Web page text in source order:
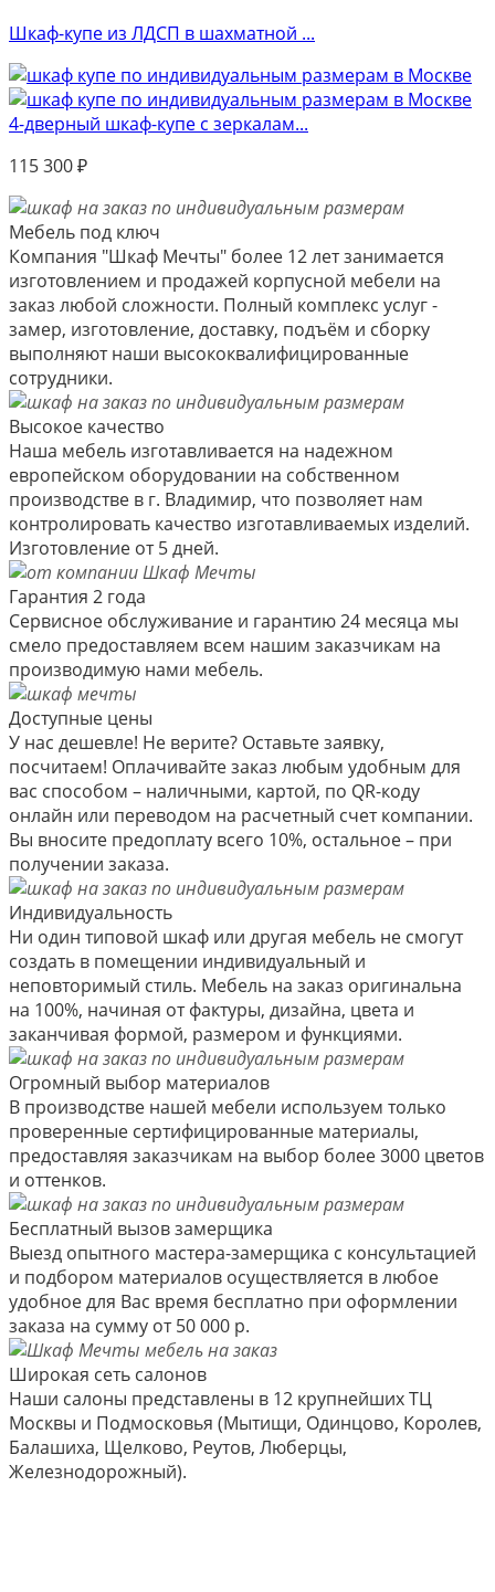
Шкаф-купе из ЛДСП в шахматной ...
4-дверный шкаф-купе с зеркалам...
115 300₽
Мебель под ключ
Компания "Шкаф Мечты" более 12 лет занимается
изготовлением и продажей корпусной мебели на
заказ любой сложности. Полный комплекс услуг -
замер, изготовление, доставку, подъём и сборку
выполняют наши высококвалифицированные
сотрудники.
Высокое качество
Наша мебель изготавливается на надежном
европейском оборудовании на собственном
производстве в г. Владимир, что позволяет нам
контролировать качество изготавливаемых изделий.
Изготовление от 5 дней.
Гарантия 2 года
Сервисное обслуживание и гарантию 24 месяца мы
смело предоставляем всем нашим заказчикам на
производимую нами мебель.
Доступные цены
У нас дешевле! Не верите? Оставьте заявку,
посчитаем! Оплачивайте заказ любым удобным для
вас способом – наличными, картой, по QR-коду
онлайн или переводом на расчетный счет компании.
Вы вносите предоплату всего 10%, остальное – при
получении заказа.
Индивидуальность
Ни один типовой шкаф или другая мебель не смогут
создать в помещении индивидуальный и
неповторимый стиль. Мебель на заказ оригинальна
на 100%, начиная от фактуры, дизайна, цвета и
заканчивая формой, размером и функциями.
Огромный выбор материалов
В производстве нашей мебели используем только
проверенные сертифицированные материалы,
предоставляя заказчикам на выбор более 3000 цветов
и оттенков.
Бесплатный вызов замерщика
Выезд опытного мастера-замерщика с консультацией
и подбором материалов осуществляется в любое
удобное для Вас время бесплатно при оформлении
заказа на сумму от 50 000 р.
Широкая сеть салонов
Наши салоны представлены в 12 крупнейших ТЦ
Москвы и Подмосковья (Мытищи, Одинцово, Королев,
Балашиха, Щелково, Реутов, Люберцы,
Железнодорожный).